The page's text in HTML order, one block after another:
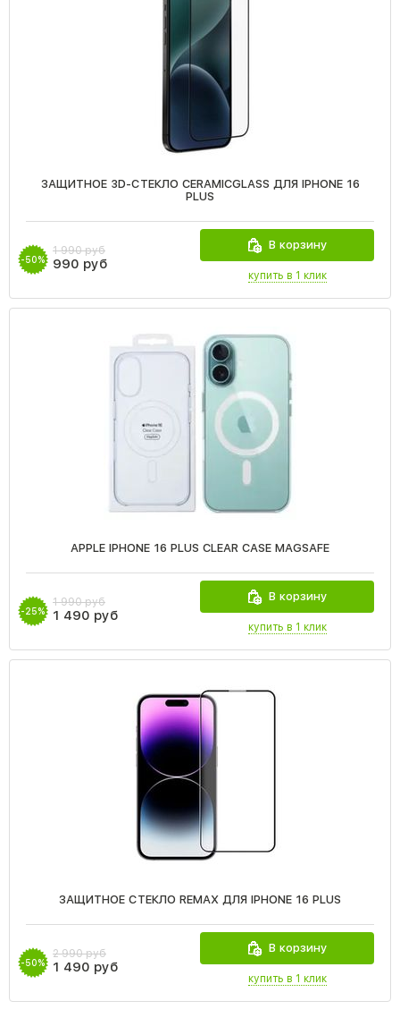
ЗАЩИТНОЕ 3D-СТЕКЛО CERAMICGLASS ДЛЯ IPHONE 16
PLUS
-50%
1 990 руб
990 руб
В корзину
купить в 1 клик
APPLE IPHONE 16 PLUS CLEAR CASE MAGSAFE
-25%
1 990 руб
1 490 руб
В корзину
купить в 1 клик
ЗАЩИТНОЕ СТЕКЛО REMAX ДЛЯ IPHONE 16 PLUS
-50%
2 990 руб
1 490 руб
В корзину
купить в 1 клик